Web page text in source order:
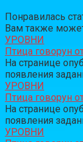
Понравилась
Вам также
УРОВНИ
Птица говорун
На странице
появления
УРОВНИ
Птица говорун
На странице
появления
УРОВНИ